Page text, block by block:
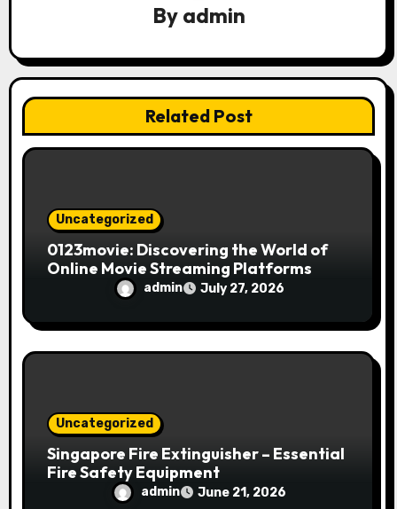
t
i
o
n
By admin
Related Post
Uncategorized
0123movie: Discovering the World of
Online Movie Streaming Platforms
admin July 27, 2026
Uncategorized
Singapore Fire Extinguisher – Essential
Fire Safety Equipment
admin June 21, 2026